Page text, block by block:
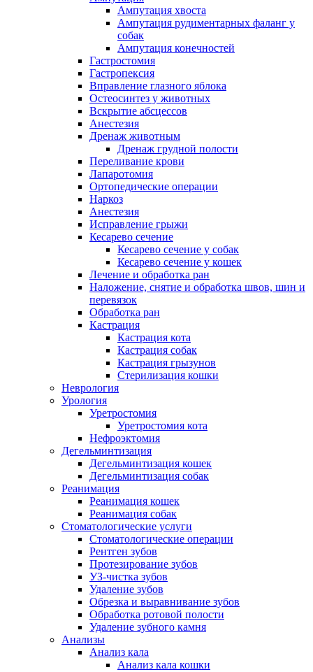
Ампутация хвоста
Ампутация рудиментарных фаланг у
собак
Ампутация конечностей
Гастростомия
Гастропексия
Вправление глазного яблока
Остеосинтез у животных
Вскрытие абсцессов
Анестезия
Дренаж животным
Дренаж грудной полости
Переливание крови
Лапаротомия
Ортопедические операции
Наркоз
Анестезия
Исправление грыжи
Кесарево сечение
Кесарево сечение у собак
Кесарево сечение у кошек
Лечение и обработка ран
Наложение, снятие и обработка швов, шин и
перевязок
Обработка ран
Кастрация
Кастрация кота
Кастрация собак
Кастрация грызунов
Стерилизация кошки
Неврология
Урология
Уретростомия
Уретростомия кота
Нефроэктомия
Дегельминтизация
Дегельминтизация кошек
Дегельминтизация собак
Реанимация
Реанимация кошек
Реанимация собак
Стоматологические услуги
Стоматологические операции
Рентген зубов
Протезирование зубов
УЗ-чистка зубов
Удаление зубов
Обрезка и выравнивание зубов
Обработка ротовой полости
Удаление зубного камня
Анализы
Анализ кала
Анализ кала кошки